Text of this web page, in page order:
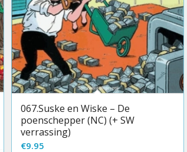
067.Suske en Wiske – De
poenschepper (NC) (+ SW
verrassing)
€9.95